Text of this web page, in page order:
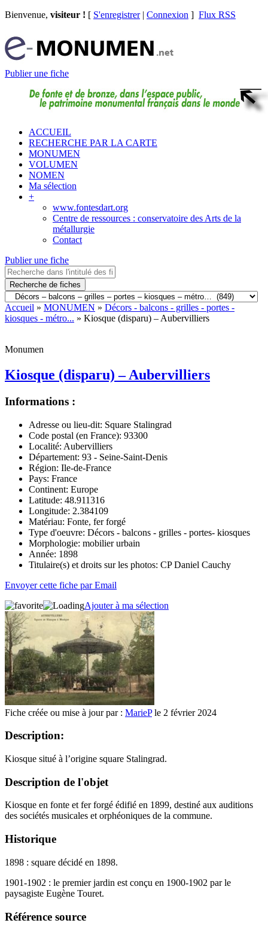
Bienvenue, visiteur ! [ S'enregistrer| Connexion ] Flux RSS
Publier une fiche
ACCUEIL
RECHERCHE PAR LA CARTE
MONUMEN
VOLUMEN
NOMEN
Ma sélection
+
www.fontesdart.org
Centre de ressources : conservatoire des Arts de la
métallurgie
Contact
Publier une fiche
Recherche de fiches
Accueil » MONUMEN » Décors - balcons - grilles - portes -
kiosques - métro... » Kiosque (disparu) – Aubervilliers
Monumen
Kiosque (disparu) – Aubervilliers
Informations :
Adresse ou lieu-dit: Square Stalingrad
Code postal (en France): 93300
Localité: Aubervilliers
Département: 93 - Seine-Saint-Denis
Région: Ile-de-France
Pays: France
Continent: Europe
Latitude: 48.911316
Longitude: 2.384109
Matériau: Fonte, fer forgé
Type d'oeuvre: Décors - balcons - grilles - portes- kiosques
Morphologie: mobilier urbain
Année: 1898
Titulaire(s) et droits sur les photos: CP Daniel Cauchy
Envoyer cette fiche par Email
Ajouter à ma sélection
Fiche créée ou mise à jour par : MariePle 2 février 2024
Description:
Kiosque situé à l’origine square Stalingrad.
Description de l'objet
Kiosque en fonte et fer forgé édifié en 1899, destiné aux auditions
des sociétés musicales et orphéoniques de la commune.
Historique
1898 : square décidé en 1898.
1901-1902 : le premier jardin est conçu en 1900-1902 par le
paysagiste Eugène Touret.
Référence source